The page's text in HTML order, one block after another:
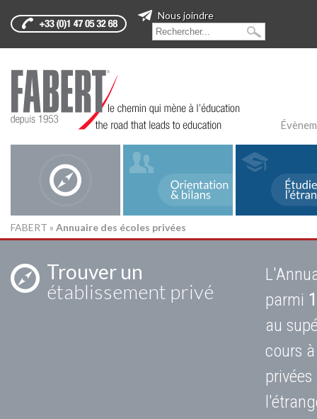
Nous joindre
FABERT » Annuaire des écoles privées
Trouver un
établissement privé
parmi
au
cours